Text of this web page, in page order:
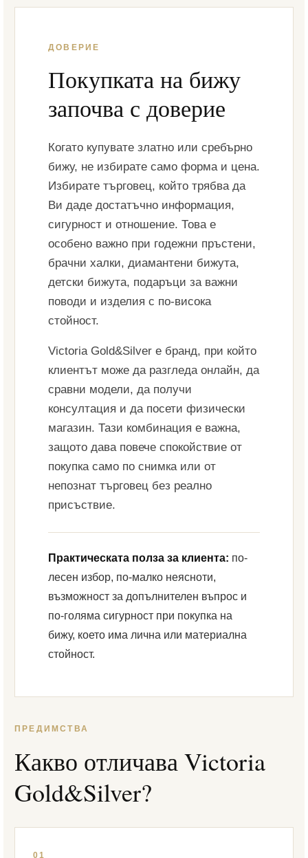
ДОВЕРИЕ
Покупката на бижу
започва с доверие
Когато купувате златно или сребърно
бижу, не избирате само форма и цена.
Избирате търговец, който трябва да
Ви даде достатъчно информация,
сигурност и отношение. Това е
особено важно при годежни пръстени,
брачни халки, диамантени бижута,
детски бижута, подаръци за важни
поводи и изделия с по-висока
стойност.
Victoria Gold&Silver е бранд, при който
клиентът може да разгледа онлайн, да
сравни модели, да получи
консултация и да посети физически
магазин. Тази комбинация е важна,
защото дава повече спокойствие от
покупка само по снимка или от
непознат търговец без реално
присъствие.
Практическата полза за клиента: по-
лесен избор, по-малко неясноти,
възможност за допълнителен въпрос и
по-голяма сигурност при покупка на
бижу, което има лична или материална
стойност.
ПРЕДИМСТВА
Какво отличава Victoria
Gold&Silver?
01